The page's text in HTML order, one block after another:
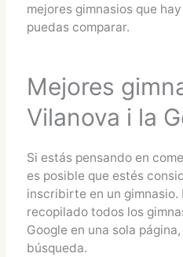
mejores gimnasios que
puedas comparar.
Mejores
Vilanova i la
Si estás pensando en
es posible que estés
inscribirte en un gimnasio.
recopilado todos los
Google en una sola
búsqueda.